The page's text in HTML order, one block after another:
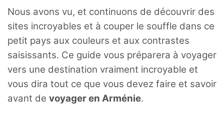
Nous avons vu, et continuons de découvrir des
sites incroyables et à couper le souffle dans ce
petit pays aux couleurs et aux contrastes
saisissants. Ce guide vous préparera à voyager
vers une destination vraiment incroyable et
vous dira tout ce que vous devez faire et savoir
avant de voyager en Arménie.